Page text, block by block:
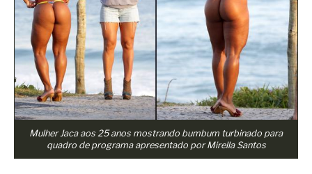
Antes
Depois
Superação
Fisiculturismo
Anabolizantes
Suplementação
Mulher Jaca aos 25 anos mostrando bumbum turbinado para
quadro de programa apresentado por Mirella Santos